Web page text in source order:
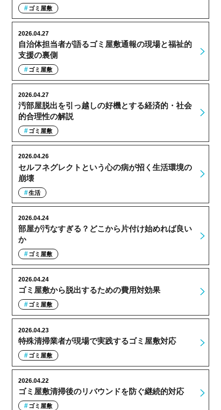
ゴミ屋敷
自治体担当者が語るゴミ屋敷通報の現場と福祉的
支援の裏側
2026.04.27
ゴミ屋敷
汚部屋脱出を引っ越しの好機とする経済的・社会
的合理性の解説
2026.04.27
ゴミ屋敷
セルフネグレクトという心の病が招く生活環境の
崩壊
2026.04.26
生活
部屋が汚なすぎる？どこから片付け始めれば良い
か
2026.04.24
ゴミ屋敷
ゴミ屋敷から脱出するための費用対効果
2026.04.24
ゴミ屋敷
特殊清掃業者が現場で実践するゴミ屋敷対応
2026.04.23
ゴミ屋敷
ゴミ屋敷清掃後のリバウンドを防ぐ継続的対応
2026.04.22
ゴミ屋敷